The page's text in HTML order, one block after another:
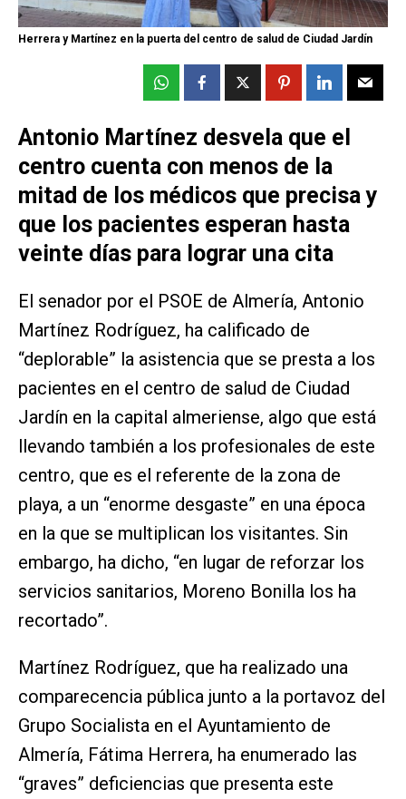
Herrera y Martínez en la puerta del centro de salud de Ciudad Jardín
Antonio Martínez desvela que el
centro cuenta con menos de la
mitad de los médicos que precisa y
que los pacientes esperan hasta
veinte días para lograr una cita
El senador por el PSOE de Almería, Antonio
Martínez Rodríguez, ha calificado de
“deplorable” la asistencia que se presta a los
pacientes en el centro de salud de Ciudad
Jardín en la capital almeriense, algo que está
llevando también a los profesionales de este
centro, que es el referente de la zona de
playa, a un “enorme desgaste” en una época
en la que se multiplican los visitantes. Sin
embargo, ha dicho, “en lugar de reforzar los
servicios sanitarios, Moreno Bonilla los ha
recortado”.
Martínez Rodríguez, que ha realizado una
comparecencia pública junto a la portavoz del
Grupo Socialista en el Ayuntamiento de
Almería, Fátima Herrera, ha enumerado las
“graves” deficiencias que presenta este